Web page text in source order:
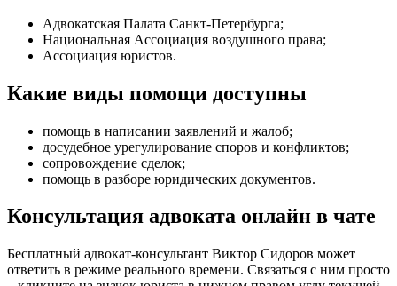
Адвокатская Палата Санкт-Петербурга;
Национальная Ассоциация воздушного права;
Ассоциация юристов.
Какие виды помощи доступны
помощь в написании заявлений и жалоб;
досудебное урегулирование споров и конфликтов;
сопровождение сделок;
помощь в разборе юридических документов.
Консультация адвоката онлайн в чате
Бесплатный адвокат-консультант Виктор Сидоров может
ответить в режиме реального времени. Связаться с ним просто